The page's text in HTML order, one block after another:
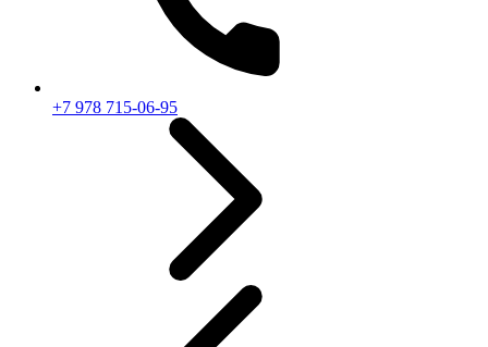
+7 978 715-06-95